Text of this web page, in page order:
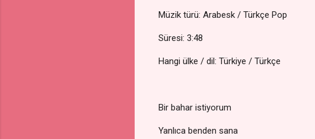
Müzik türü: Arabesk / Türkçe Pop
Süresi: 3:48
Hangi ülke / dil: Türkiye / Türkçe
Bir bahar istiyorum
Yanlıca benden sana